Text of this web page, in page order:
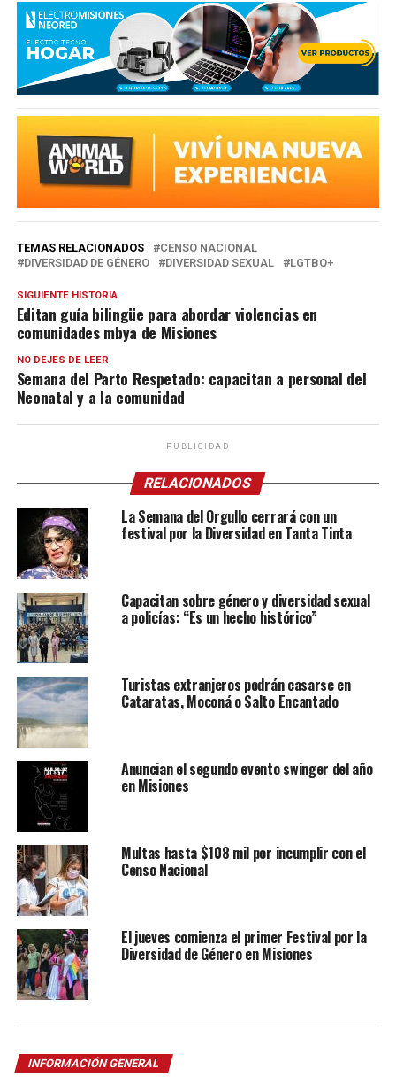
TEMAS RELACIONADOS
CENSO NACIONAL
DIVERSIDAD DE GÉNERO
DIVERSIDAD SEXUAL LGTBQ+
SIGUIENTE HISTORIA
Editan guía bilingüe para abordar violencias en
comunidades mbya de Misiones
NO DEJES DE LEER
Semana del Parto Respetado: capacitan a personal del
Neonatal y a la comunidad
PUBLICIDAD
RELACIONADOS
La Semana del Orgullo cerrará con un
festival por la Diversidad en Tanta Tinta
Capacitan sobre género y diversidad sexual
a policías: “Es un hecho histórico”
Turistas extranjeros podrán casarse en
Cataratas, Moconá o Salto Encantado
Anuncian el segundo evento swinger del año
en Misiones
Multas hasta $108 mil por incumplir con el
Censo Nacional
El jueves comienza el primer Festival por la
Diversidad de Género en Misiones
INFORMACIÓN GENERAL